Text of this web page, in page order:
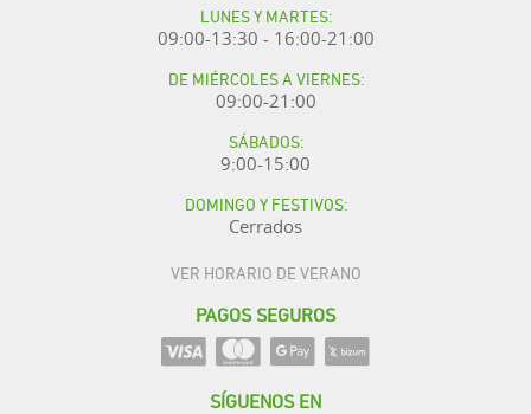
LUNES Y MARTES:
09:00-13:30 - 16:00-21:00
DE MIÉRCOLES A VIERNES:
09:00-21:00
SÁBADOS:
9:00-15:00
DOMINGO Y FESTIVOS:
Cerrados
VER HORARIO DE VERANO
PAGOS SEGUROS
SÍGUENOS EN